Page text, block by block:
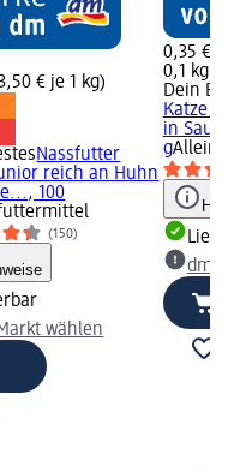
€ je 1 kg)
Nassfutter
reich an Huhn
100
(150)
wählen
0,35 €
0,1 kg
Dein
Katze
in
g
dm